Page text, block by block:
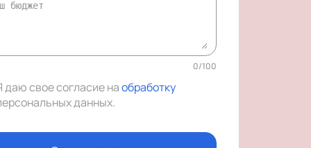
0/100
даю свое согласие наобработку
данных.